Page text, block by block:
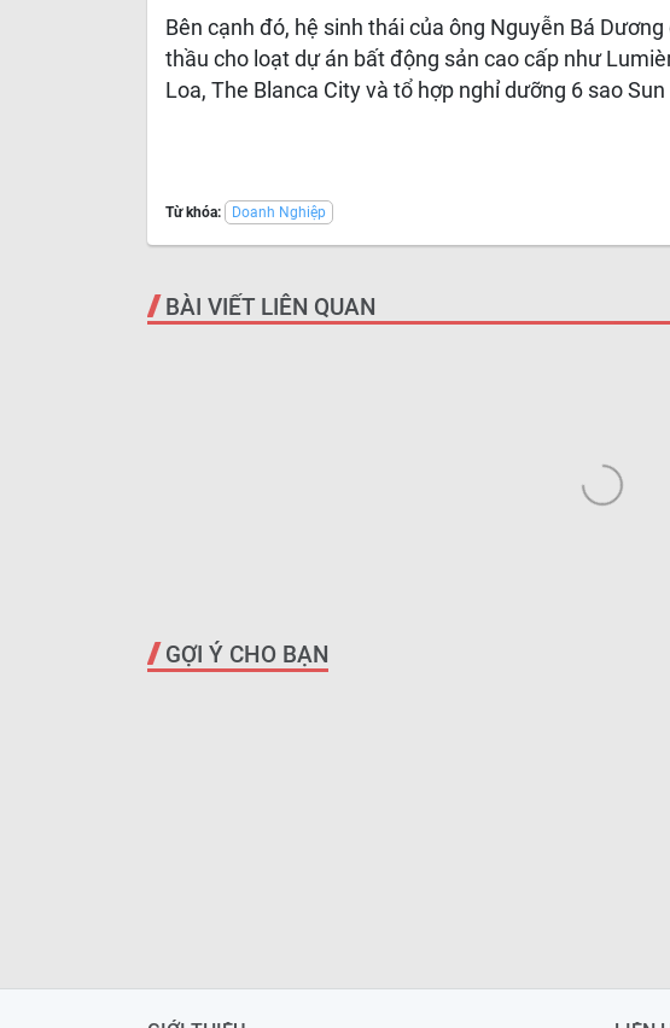
Bên cạnh đó, hệ sinh thái của ông Nguyễn Bá
thầu cho loạt dự án bất động sản cao cấp như
Loa, The Blanca City và tổ hợp nghỉ dưỡng 6 sao
Từ khóa: Doanh Nghiệp
BÀI VIẾT LIÊN QUAN
GỢI Ý CHO BẠN